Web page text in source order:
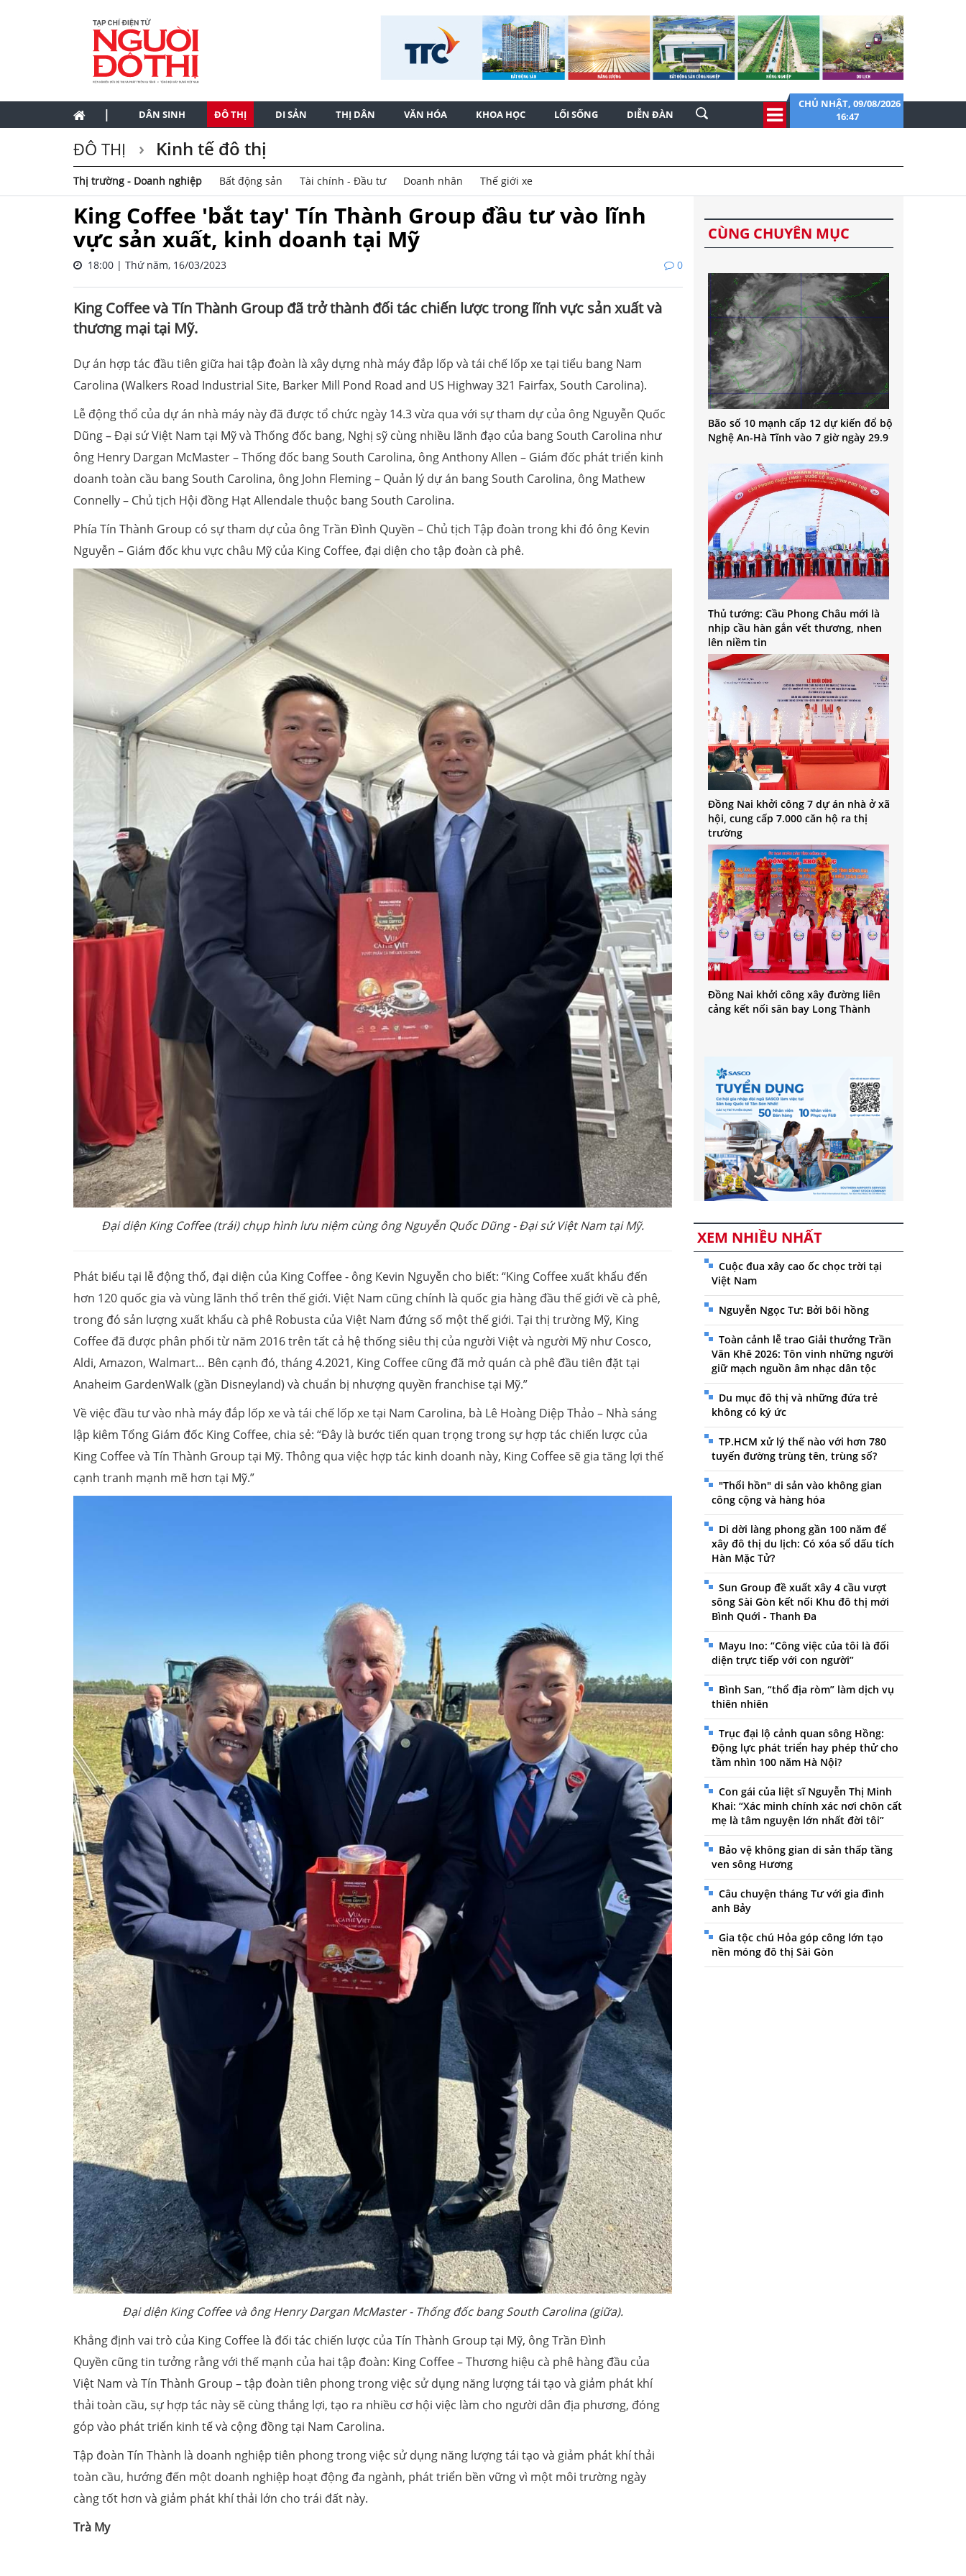
| DÂN SINH ĐÔ THỊ DI SẢN THỊ DÂN VĂN HÓA KHOA HỌC LỐI SỐNG DIỄN ĐÀN
CHỦ NHẬT, 09/08/2026
16:47
ĐÔ THỊ Kinh tế đô thị
Thị trường - Doanh nghiệp Bất động sản Tài chính - Đầu tư Doanh nhân Thế giới xe
King Coffee 'bắt tay' Tín Thành Group đầu tư vào lĩnh
vực sản xuất, kinh doanh tại Mỹ
18:00 | Thứ năm, 16/03/2023 0
King Coffee và Tín Thành Group đã trở thành đối tác chiến lược trong lĩnh vực sản xuất và
thương mại tại Mỹ.
Dự án hợp tác đầu tiên giữa hai tập đoàn là xây dựng nhà máy đắp lốp và tái chế lốp xe tại tiểu bang Nam
Carolina (Walkers Road Industrial Site, Barker Mill Pond Road and US Highway 321 Fairfax, South Carolina).
Lễ động thổ của dự án nhà máy này đã được tổ chức ngày 14.3 vừa qua với sự tham dự của ông Nguyễn Quốc
Dũng – Đại sứ Việt Nam tại Mỹ và Thống đốc bang, Nghị sỹ cùng nhiều lãnh đạo của bang South Carolina như
ông Henry Dargan McMaster – Thống đốc bang South Carolina, ông Anthony Allen – Giám đốc phát triển kinh
doanh toàn cầu bang South Carolina, ông John Fleming – Quản lý dự án bang South Carolina, ông Mathew
Connelly – Chủ tịch Hội đồng Hạt Allendale thuộc bang South Carolina.
Phía Tín Thành Group có sự tham dự của ông Trần Đình Quyền – Chủ tịch Tập đoàn trong khi đó ông Kevin
Nguyễn – Giám đốc khu vực châu Mỹ của King Coffee, đại diện cho tập đoàn cà phê.
Đại diện King Coffee (trái) chụp hình lưu niệm cùng ông Nguyễn Quốc Dũng - Đại sứ Việt Nam tại Mỹ.
Phát biểu tại lễ động thổ, đại diện của King Coffee - ông Kevin Nguyễn cho biết: “King Coffee xuất khẩu đến
hơn 120 quốc gia và vùng lãnh thổ trên thế giới. Việt Nam cũng chính là quốc gia hàng đầu thế giới về cà phê,
trong đó sản lượng xuất khẩu cà phê Robusta của Việt Nam đứng số một thế giới. Tại thị trường Mỹ, King
Coffee đã được phân phối từ năm 2016 trên tất cả hệ thống siêu thị của người Việt và người Mỹ như Cosco,
Aldi, Amazon, Walmart… Bên cạnh đó, tháng 4.2021, King Coffee cũng đã mở quán cà phê đầu tiên đặt tại
Anaheim GardenWalk (gần Disneyland) và chuẩn bị nhượng quyền franchise tại Mỹ.”
Về việc đầu tư vào nhà máy đắp lốp xe và tái chế lốp xe tại Nam Carolina, bà Lê Hoàng Diệp Thảo – Nhà sáng
lập kiêm Tổng Giám đốc King Coffee, chia sẻ: “Đây là bước tiến quan trọng trong sự hợp tác chiến lược của
King Coffee và Tín Thành Group tại Mỹ. Thông qua việc hợp tác kinh doanh này, King Coffee sẽ gia tăng lợi thế
cạnh tranh mạnh mẽ hơn tại Mỹ.”
Đại diện King Coffee và ông Henry Dargan McMaster - Thống đốc bang South Carolina (giữa).
Khẳng định vai trò của King Coffee là đối tác chiến lược của Tín Thành Group tại Mỹ, ông Trần Đình
Quyền cũng tin tưởng rằng với thế mạnh của hai tập đoàn: King Coffee – Thương hiệu cà phê hàng đầu của
Việt Nam và Tín Thành Group – tập đoàn tiên phong trong việc sử dụng năng lượng tái tạo và giảm phát khí
thải toàn cầu, sự hợp tác này sẽ cùng thắng lợi, tạo ra nhiều cơ hội việc làm cho người dân địa phương, đóng
góp vào phát triển kinh tế và cộng đồng tại Nam Carolina.
Tập đoàn Tín Thành là doanh nghiệp tiên phong trong việc sử dụng năng lượng tái tạo và giảm phát khí thải
toàn cầu, hướng đến một doanh nghiệp hoạt động đa ngành, phát triển bền vững vì một môi trường ngày
càng tốt hơn và giảm phát khí thải lớn cho trái đất này.
Trà My
CÙNG CHUYÊN MỤC
Bão số 10 mạnh cấp 12 dự kiến đổ bộ
Nghệ An-Hà Tĩnh vào 7 giờ ngày 29.9
Thủ tướng: Cầu Phong Châu mới là
nhịp cầu hàn gắn vết thương, nhen
lên niềm tin
Đồng Nai khởi công 7 dự án nhà ở xã
hội, cung cấp 7.000 căn hộ ra thị
trường
Đồng Nai khởi công xây đường liên
cảng kết nối sân bay Long Thành
XEM NHIỀU NHẤT
Cuộc đua xây cao ốc chọc trời tại
Việt Nam
Nguyễn Ngọc Tư: Bởi bôi hồng
Toàn cảnh lễ trao Giải thưởng Trần
Văn Khê 2026: Tôn vinh những người
giữ mạch nguồn âm nhạc dân tộc
Du mục đô thị và những đứa trẻ
không có ký ức
TP.HCM xử lý thế nào với hơn 780
tuyến đường trùng tên, trùng số?
"Thổi hồn" di sản vào không gian
công cộng và hàng hóa
Di dời làng phong gần 100 năm để
xây đô thị du lịch: Có xóa sổ dấu tích
Hàn Mặc Tử?
Sun Group đề xuất xây 4 cầu vượt
sông Sài Gòn kết nối Khu đô thị mới
Bình Quới - Thanh Đa
Mayu Ino: “Công việc của tôi là đối
diện trực tiếp với con người”
Bình San, “thổ địa ròm” làm dịch vụ
thiên nhiên
Trục đại lộ cảnh quan sông Hồng:
Động lực phát triển hay phép thử cho
tầm nhìn 100 năm Hà Nội?
Con gái của liệt sĩ Nguyễn Thị Minh
Khai: “Xác minh chính xác nơi chôn cất
mẹ là tâm nguyện lớn nhất đời tôi”
Bảo vệ không gian di sản thấp tầng
ven sông Hương
Câu chuyện tháng Tư với gia đình
anh Bảy
Gia tộc chú Hỏa góp công lớn tạo
nền móng đô thị Sài Gòn